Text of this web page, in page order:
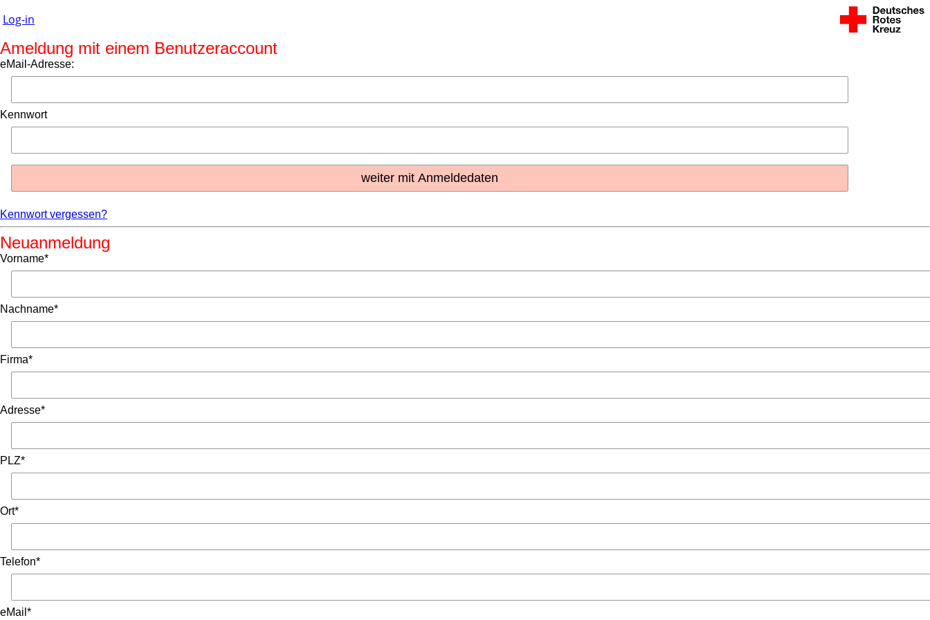
Log-in
Ameldung mit einem Benutzeraccount
eMail-Adresse:
Kennwort
Kennwort vergessen?
Neuanmeldung
Vorname*
Nachname*
Firma*
Adresse*
PLZ*
Ort*
Telefon*
eMail*